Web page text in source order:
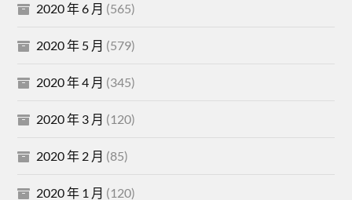
2020 年 6 月 (565)
2020 年 5 月 (579)
2020 年 4 月 (345)
2020 年 3 月 (120)
2020 年 2 月 (85)
2020 年 1 月 (120)